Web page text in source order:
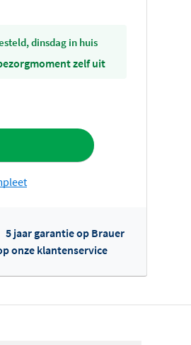
dinsdag in huis
zelf uit
5 jaar garantie op Brauer
onze klantenservice